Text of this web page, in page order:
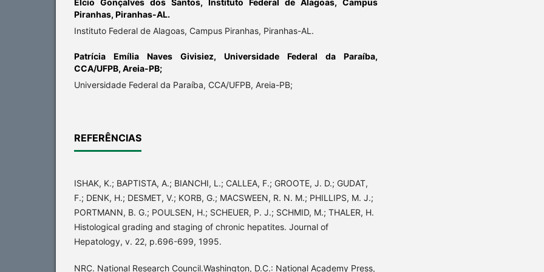
Élcio Gonçalves dos Santos, Instituto Federal de Alagoas, Campus
Piranhas, Piranhas-AL.
Instituto Federal de Alagoas, Campus Piranhas, Piranhas-AL.
Patrícia Emília Naves Givisiez, Universidade Federal da Paraíba,
CCA/UFPB, Areia-PB;
Universidade Federal da Paraíba, CCA/UFPB, Areia-PB;
REFERÊNCIAS
ISHAK, K.; BAPTISTA, A.; BIANCHI, L.; CALLEA, F.; GROOTE, J. D.; GUDAT,
F.; DENK, H.; DESMET, V.; KORB, G.; MACSWEEN, R. N. M.; PHILLIPS, M. J.;
PORTMANN, B. G.; POULSEN, H.; SCHEUER, P. J.; SCHMID, M.; THALER, H.
Histological grading and staging of chronic hepatites. Journal of
Hepatology, v. 22, p.696-699, 1995.
NRC. National Research Council.Washington, D.C.: National Academy Press,